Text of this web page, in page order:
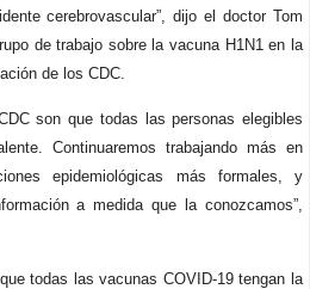
cerebrovascular”, dijo el doctor Tom
de trabajo sobre la vacuna H1N1 en la
de los CDC.
son que todas las personas elegibles
Continuaremos trabajando más en
epidemiológicas más formales, y
a medida que la conozcamos”,
todas las vacunas COVID-19 tengan la